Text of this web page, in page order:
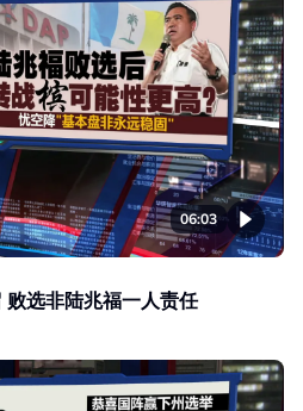
06:03
选非陆兆福一人责任